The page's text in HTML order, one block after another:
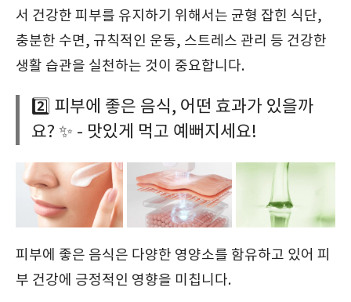
서 건강한 피부를 유지하기 위해서는 균형 잡힌 식단,
충분한 수면, 규칙적인 운동, 스트레스 관리 등 건강한
생활 습관을 실천하는 것이 중요합니다.
2️⃣ 피부에 좋은 음식, 어떤 효과가 있을까
요? ✨ - 맛있게 먹고 예뻐지세요!
피부에 좋은 음식은 다양한 영양소를 함유하고 있어 피
부 건강에 긍정적인 영향을 미칩니다.